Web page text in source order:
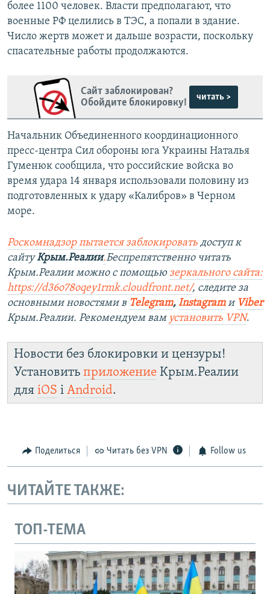
более 1100 человек. Власти предполагают, что
военные РФ целились в ТЭС, а попали в здание.
Число жертв может и дальше возрасти, поскольку
спасательные работы продолжаются.
Сайт заблокирован?
Обойдите блокировку!
читать >
Начальник Объединенного координационного
пресс-центра Сил обороны юга Украины Наталья
Гуменюк сообщила, что российские войска во
время удара 14 января использовали половину из
подготовленных к удару «Калибров» в Черном
море.
Роскомнадзор пытается заблокировать доступ к
сайтуКрым.Реалии.Беспрепятственно читать
Крым.Реалии можно с помощью зеркального сайта:
https://d36o78oqey1rmk.cloudfront.net/, следите за
основными новостями в Telegram, Instagramи Viber
Крым.Реалии. Рекомендуем вам установить VPN.
Новости без блокировки и цензуры!
Установить приложение Крым.Реалии
для iOS і Android.
Поделиться Читать без VPN Follow us
ЧИТАЙТЕ ТАКЖЕ:
ТОП-ТЕМА